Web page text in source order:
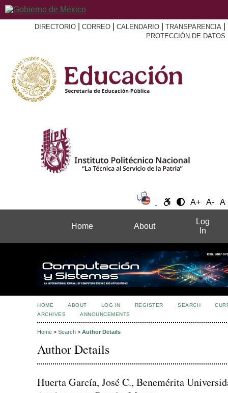
DIRECTORIO CORREO CALENDARIO TRANSPARENCIA
PROTECCIÓN DE DATOS
A+ A- A
Home About
Log
In
HOME ABOUT LOG IN REGISTER SEARCH
ARCHIVES
ANNOUNCEMENTS
Home > Search > Author Details
Author Details
Huerta García, José C., Benemérita